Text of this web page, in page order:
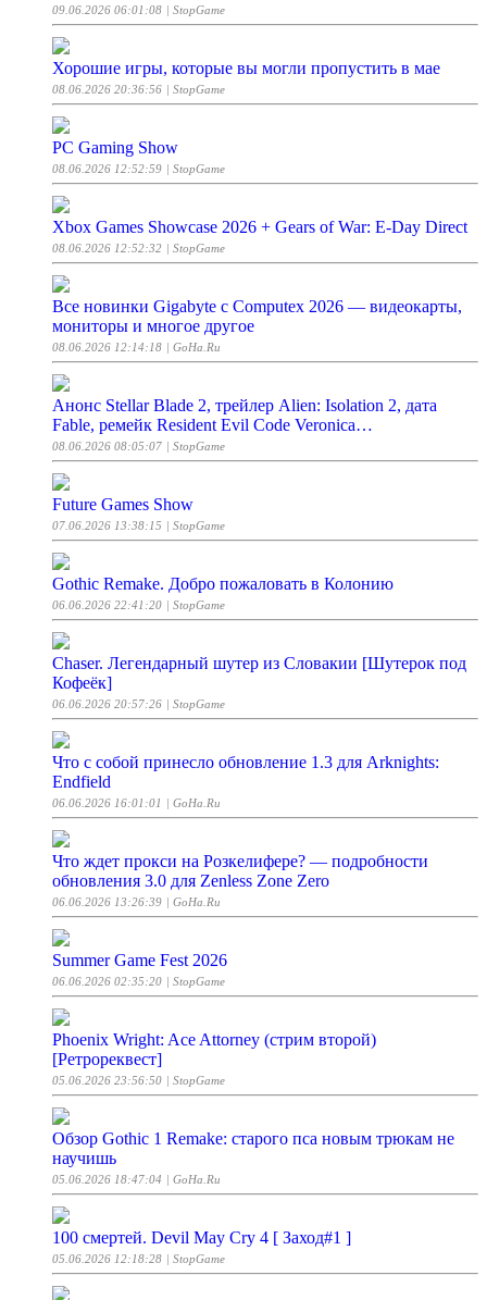
09.06.2026 06:01:08 | StopGame
Хорошие игры, которые вы могли пропустить в мае
08.06.2026 20:36:56 | StopGame
PC Gaming Show
08.06.2026 12:52:59 | StopGame
Xbox Games Showcase 2026 + Gears of War: E-Day Direct
08.06.2026 12:52:32 | StopGame
Все новинки Gigabyte с Computex 2026 — видеокарты,
мониторы и многое другое
08.06.2026 12:14:18 | GoHa.Ru
Анонс Stellar Blade 2, трейлер Alien: Isolation 2, дата
Fable, ремейк Resident Evil Code Veronica…
08.06.2026 08:05:07 | StopGame
Future Games Show
07.06.2026 13:38:15 | StopGame
Gothic Remake. Добро пожаловать в Колонию
06.06.2026 22:41:20 | StopGame
Chaser. Легендарный шутер из Словакии [Шутерок под
Кофеёк]
06.06.2026 20:57:26 | StopGame
Что с собой принесло обновление 1.3 для Arknights:
Endfield
06.06.2026 16:01:01 | GoHa.Ru
Что ждет прокси на Розкелифере? — подробности
обновления 3.0 для Zenless Zone Zero
06.06.2026 13:26:39 | GoHa.Ru
Summer Game Fest 2026
06.06.2026 02:35:20 | StopGame
Phoenix Wright: Ace Attorney (стрим второй)
[Ретрореквест]
05.06.2026 23:56:50 | StopGame
Обзор Gothic 1 Remake: старого пса новым трюкам не
научишь
05.06.2026 18:47:04 | GoHa.Ru
100 смертей. Devil May Cry 4 [ Заход#1 ]
05.06.2026 12:18:28 | StopGame